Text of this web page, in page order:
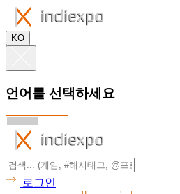
KO
언어를 선택하세요
로그인